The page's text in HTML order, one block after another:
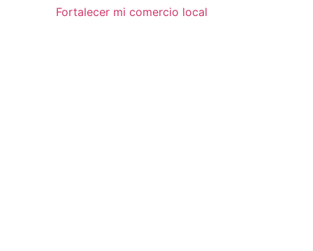
Fortalecer mi comercio local